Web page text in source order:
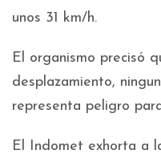
unos 31 km/h.
El organismo precisó
desplazamiento,
representa peligro
El Indomet exhorta a